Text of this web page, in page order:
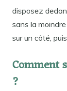
disposez
sans la
sur un côté,
Comment
?